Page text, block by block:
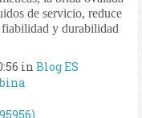
de servicio, reduce
y durabilidad
in Blog ES